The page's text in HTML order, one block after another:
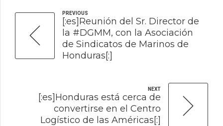
PREVIOUS
[:es]Reunión del Sr. Director de
la #DGMM, con la Asociación
de Sindicatos de Marinos de
Honduras[:]
NEXT
[:es]Honduras está cerca de
convertirse en el Centro
Logístico de las Américas[:]